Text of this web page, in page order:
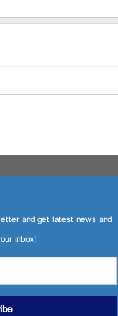
and get latest news and
inbox!